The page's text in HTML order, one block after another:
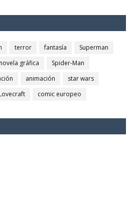
terror fantasía
Superman
novela gráfica
Spider-Man
animación
star wars
comic europeo